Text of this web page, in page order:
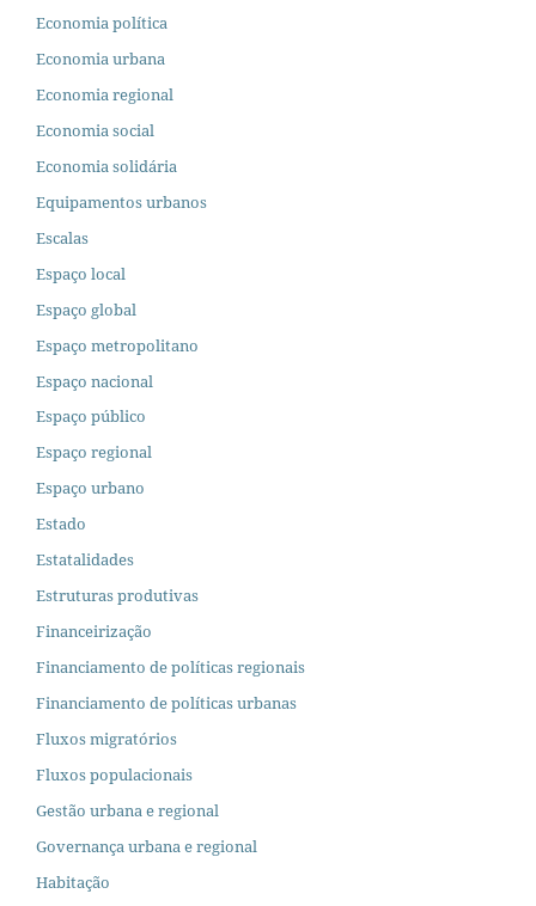
Economia política
Economia urbana
Economia regional
Economia social
Economia solidária
Equipamentos urbanos
Escalas
Espaço local
Espaço global
Espaço metropolitano
Espaço nacional
Espaço público
Espaço regional
Espaço urbano
Estado
Estatalidades
Estruturas produtivas
Financeirização
Financiamento de políticas regionais
Financiamento de políticas urbanas
Fluxos migratórios
Fluxos populacionais
Gestão urbana e regional
Governança urbana e regional
Habitação